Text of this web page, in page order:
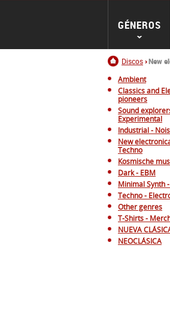
Inicio
Discos New
GÉNEROS
Ambient
Classics and
pioneers
Sound
Experimental
Industrial -
New
Techno
Kosmische
Dark - EBM
Minimal Synth
Techno -
Other genres
T-Shirts -
NUEVA
NEOCLÁSICA